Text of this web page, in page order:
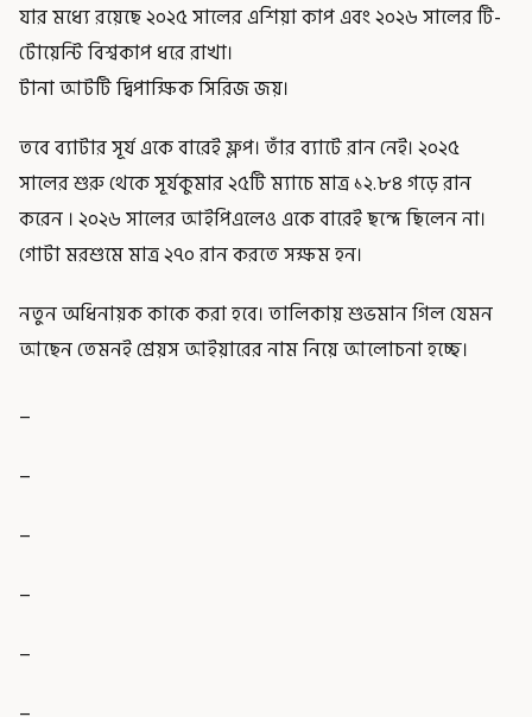
যার মধ্যে রয়েছে ২০২৫ সালের এশিয়া কাপ এবং ২০২৬ সালের টি-
টোয়েন্টি বিশ্বকাপ ধরে রাখা।
টানা আটটি দ্বিপাক্ষিক সিরিজ জয়।
তবে ব্যাটার সূর্য একে বারেই ফ্লপ। তাঁর ব্যাটে রান নেই। ২০২৫
সালের শুরু থেকে সূর্যকুমার ২৫টি ম্যাচে মাত্র ১২.৮৪ গড়ে রান
করেন । ২০২৬ সালের আইপিএলেও একে বারেই ছন্দে ছিলেন না।
গোটা মরশুমে মাত্র ২৭০ রান করতে সক্ষম হন।
নতুন অধিনায়ক কাকে করা হবে। তালিকায় শুভমান গিল যেমন
আছেন তেমনই শ্রেয়স আইয়ারের নাম নিয়ে আলোচনা হচ্ছে।
_
_
_
_
_
_